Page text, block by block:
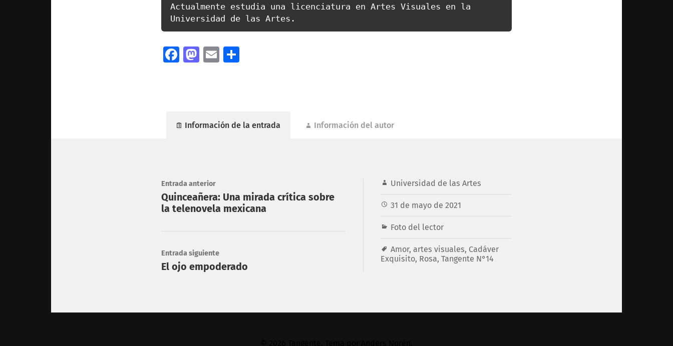
Actualmente estudia una licenciatura en Artes Visuales en la
Universidad de las Artes.
Facebook
Mastodon
Email
Información de la entrada Información del autor
Universidad de las Artes
31 de mayo de 2021
Foto del lector
Amor, artes visuales, Cadáver
Exquisito, Rosa, Tangente N°14
Entrada anterior
Quinceañera: Una mirada crítica sobre
la telenovela mexicana
Entrada siguiente
El ojo empoderado